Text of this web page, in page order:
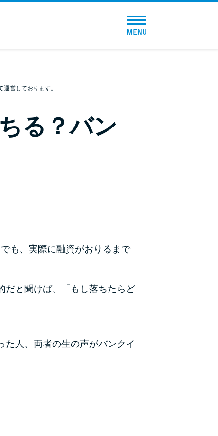
総合人気ランキング
バレずに借りたい方向け
集ページ
特集ページ一覧
営しております。
る？バン
も、実際に融資がおりるまで
だと聞けば、「もし落ちたらど
人、両者の生の声がバンクイ